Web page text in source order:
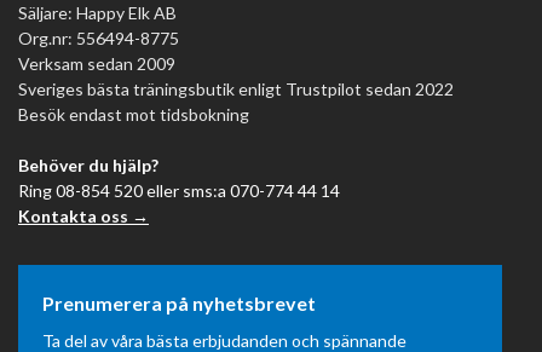
Säljare: Happy Elk AB
Org.nr: 556494-8775
Verksam sedan 2009
Sveriges bästa träningsbutik enligt Trustpilot sedan 2022
Besök endast mot tidsbokning
Behöver du hjälp?
Ring 08-854 520 eller sms:a 070-774 44 14
Kontakta oss →
Prenumerera på nyhetsbrevet
Ta del av våra bästa erbjudanden och spännande